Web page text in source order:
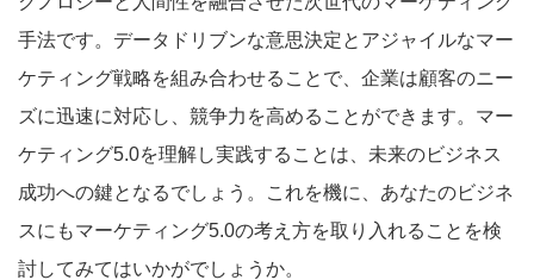
手法です。データドリブンな意思決定とアジャイルなマー
ケティング戦略を組み合わせることで、企業は顧客のニー
ズに迅速に対応し、競争力を高めることができます。マー
ケティング5.0を理解し実践することは、未来のビジネス
成功への鍵となるでしょう。これを機に、あなたのビジネ
スにもマーケティング5.0の考え方を取り入れることを検
討してみてはいかがでしょうか。